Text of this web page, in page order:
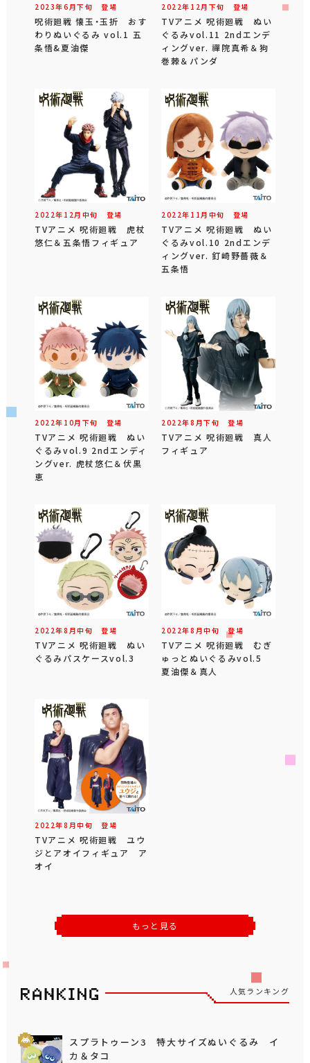
2023年6 月下旬 登場
呪術廻戦 懐玉・玉折 おす
わりぬいぐるみ vol.1 五
条悟&夏油傑
2022年 12 月 下旬 登場
TVアニメ 呪術廻戦 ぬい
ぐるみvol.11 2ndエンデ
ィングver. 禪院真希＆狗
巻棘＆パンダ
2022年 12 月 中旬 登場
TVアニメ 呪術廻戦 虎杖
悠仁＆五条悟フィギュア
2022年 11 月 中旬 登場
TVアニメ 呪術廻戦 ぬい
ぐるみvol.10 2ndエンデ
ィングver. 釘崎野薔薇＆
五条悟
2022年 10月 下旬 登場
TVアニメ 呪術廻戦 ぬい
ぐるみvol.9 2ndエンディ
ングver. 虎杖悠仁＆伏黒
恵
2022年8 月下旬 登場
TVアニメ 呪術廻戦 真人
フィギュア
2022年8 月中旬 登場
TVアニメ 呪術廻戦 ぬい
ぐるみパスケースvol.3
2022年8 月中旬 登場
TVアニメ 呪術廻戦 むぎ
ゅっとぬいぐるみvol.5
夏油傑＆真人
2022年8 月中旬 登場
TVアニメ 呪術廻戦 ユウ
ジとアオイフィギュア ア
オイ
もっと見る
人気ランキング
スプラトゥーン3 特大サイズぬいぐるみ イ
カ＆タコ